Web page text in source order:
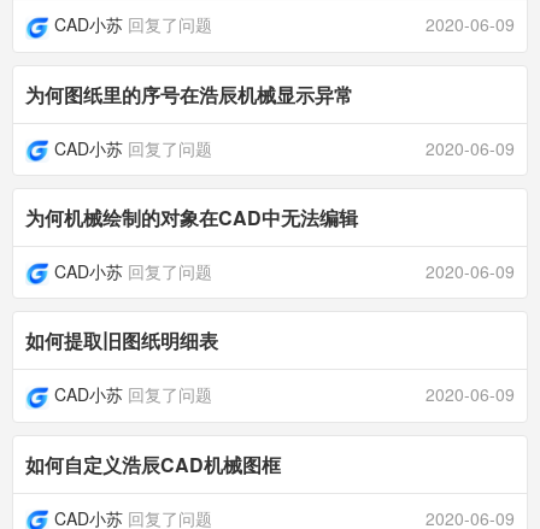
CAD小苏 回复了问题 2020-06-09
为何图纸里的序号在浩辰机械显示异常
CAD小苏 回复了问题 2020-06-09
为何机械绘制的对象在CAD中无法编辑
CAD小苏 回复了问题 2020-06-09
如何提取旧图纸明细表
CAD小苏 回复了问题 2020-06-09
如何自定义浩辰CAD机械图框
CAD小苏 回复了问题 2020-06-09